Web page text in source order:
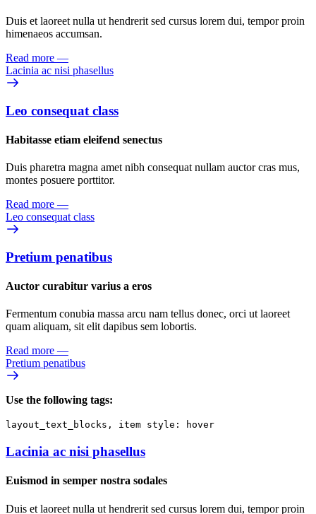
Duis et laoreet nulla ut hendrerit sed cursus lorem dui, tempor proin
himenaeos accumsan.
Read more —
Lacinia ac nisi phasellus
Leo consequat class
Habitasse etiam eleifend senectus
Duis pharetra magna amet nibh consequat nullam auctor cras mus,
montes posuere porttitor.
Read more —
Leo consequat class
Pretium penatibus
Auctor curabitur varius a eros
Fermentum conubia massa arcu nam tellus donec, orci ut laoreet
quam aliquam, sit elit dapibus sem lobortis.
Read more —
Pretium penatibus
Use the following tags:
layout_text_blocks, item style: hover
Lacinia ac nisi phasellus
Euismod in semper nostra sodales
Duis et laoreet nulla ut hendrerit sed cursus lorem dui, tempor proin